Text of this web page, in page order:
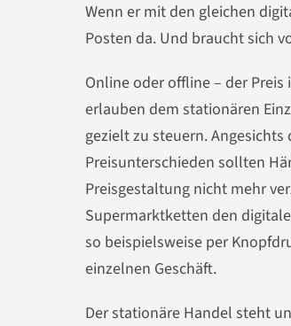
Wenn er mit den gleichen
Posten da. Und braucht sich
Online oder offline – der
erlauben dem stationären
gezielt zu steuern.
Preisunterschieden sollten
Preisgestaltung nicht mehr
Supermarktketten den
so beispielsweise per
einzelnen Geschäft.
Der stationäre Handel steht